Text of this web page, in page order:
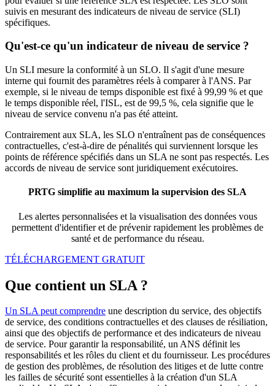
suivis en mesurant des indicateurs de niveau de service (SLI)
spécifiques.
Qu'est-ce qu'un indicateur de niveau de service ?
Un SLI mesure la conformité à un SLO. Il s'agit d'une mesure
interne qui fournit des paramètres réels à comparer à l'ANS. Par
exemple, si le niveau de temps disponible est fixé à 99,99 % et que
le temps disponible réel, l'ISL, est de 99,5 %, cela signifie que le
niveau de service convenu n'a pas été atteint.
Contrairement aux SLA, les SLO n'entraînent pas de conséquences
contractuelles, c'est-à-dire de pénalités qui surviennent lorsque les
points de référence spécifiés dans un SLA ne sont pas respectés. Les
accords de niveau de service sont juridiquement exécutoires.
PRTG simplifie au maximum la supervision des SLA
Les alertes personnalisées et la visualisation des données vous
permettent d'identifier et de prévenir rapidement les problèmes de
santé et de performance du réseau.
TÉLÉCHARGEMENT GRATUIT
Que contient un SLA ?
Un SLA peut comprendre une description du service, des objectifs
de service, des conditions contractuelles et des clauses de résiliation,
ainsi que des objectifs de performance et des indicateurs de niveau
de service. Pour garantir la responsabilité, un ANS définit les
responsabilités et les rôles du client et du fournisseur. Les procédures
de gestion des problèmes, de résolution des litiges et de lutte contre
les failles de sécurité sont essentielles à la création d'un SLA